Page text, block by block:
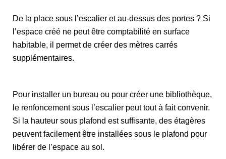
De la place sous l’escalier et au-dessus des portes ? Si
l’espace créé ne peut être comptabilité en surface
habitable, il permet de créer des mètres carrés
supplémentaires.
Pour installer un bureau ou pour créer une bibliothèque,
le renfoncement sous l’escalier peut tout à fait convenir.
Si la hauteur sous plafond est suffisante, des étagères
peuvent facilement être installées sous le plafond pour
libérer de l’espace au sol.